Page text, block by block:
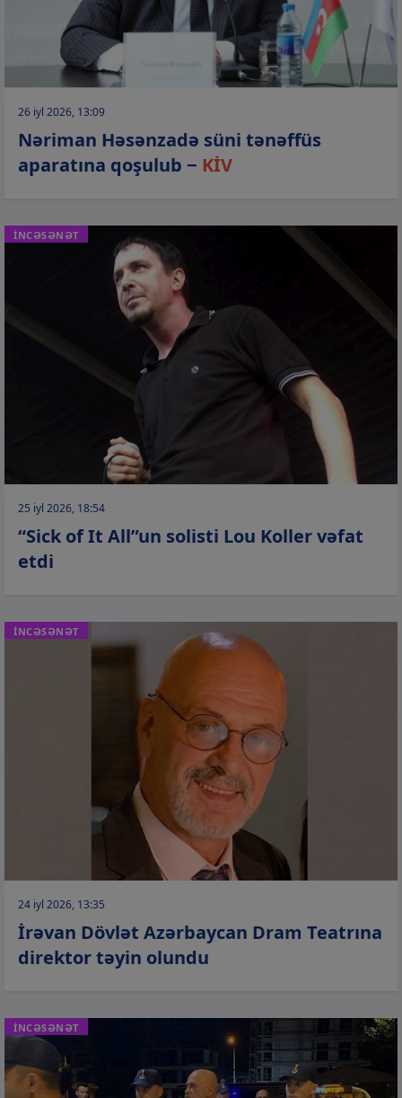
26 iyl 2026, 13:09
Nəriman Həsənzadə süni tənəffüs
aparatına qoşulub − KİV
İNCƏSƏNƏT
25 iyl 2026, 18:54
“Sick of It All”un solisti Lou Koller vəfat
etdi
İNCƏSƏNƏT
24 iyl 2026, 13:35
İrəvan Dövlət Azərbaycan Dram Teatrına
direktor təyin olundu
İNCƏSƏNƏT